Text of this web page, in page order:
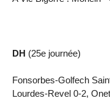
DH (25e journée)
Fonsorbes-Golfech
Lourdes-Revel 0-2,